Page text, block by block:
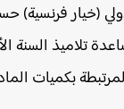
(خيار
السنة
بكميات